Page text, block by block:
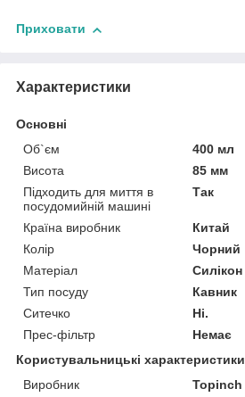
Приховати
Характеристики
Основні
Об`єм
400 мл
Висота
85 мм
Підходить для миття в
посудомийній машині
Так
Країна виробник
Китай
Колір
Чорний
Матеріал
Силікон
Тип посуду
Кавник
Ситечко
Ні.
Прес-фільтр
Немає
Користувальницькі характеристики
Виробник
Topinch